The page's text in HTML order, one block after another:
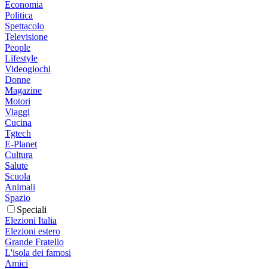
Economia
Politica
Spettacolo
Televisione
People
Lifestyle
Videogiochi
Donne
Magazine
Motori
Viaggi
Cucina
Tgtech
E-Planet
Cultura
Salute
Scuola
Animali
Spazio
Speciali
Elezioni Italia
Elezioni estero
Grande Fratello
L'isola dei famosi
Amici